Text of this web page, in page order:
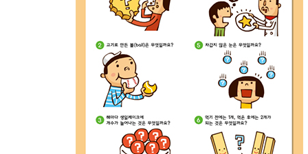
같은 모양의 물고기는 어디 있나요?
포치의 살림살이
쌍둥이는 어디에 있나요?
떨어진 선물 숨은그림찾기
수수께끼 특별편 난센스 수수께끼
미로탈출, 트린그림찾기, 숨은그림찾기의 달인이